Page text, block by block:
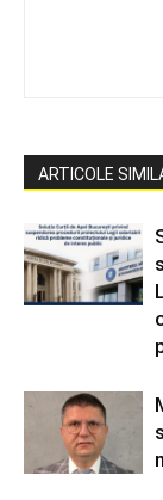
ARTICOLE